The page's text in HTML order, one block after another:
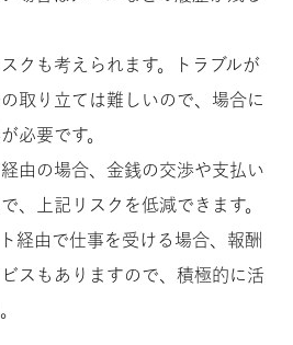
クも考えられます。トラブルが
取り立ては難しいので、場合に
必要です。
由の場合、金銭の交渉や支払い
、上記リスクを低減できます。
経由で仕事を受ける場合、報酬
スもありますので、積極的に活